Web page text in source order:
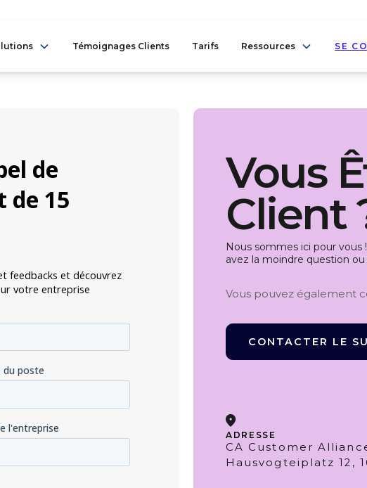
Témoignages Clients Tarifs Ressources SE
Vous
Client
Nous sommes ici pour vous
avez la moindre question
Vous pouvez également
CONTACTER LE
ADRESSE
CA Customer
Hausvogteiplatz 12,